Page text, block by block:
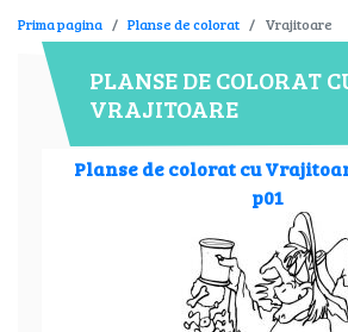
Prima pagina Planse de colorat Vrajitoare
PLANSE DE COLORAT
VRAJITOARE
Planse de colorat cu
p01